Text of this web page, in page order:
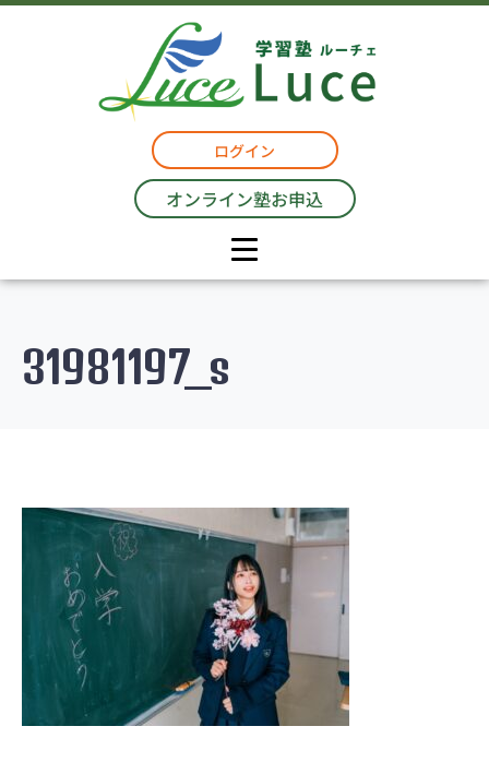
ログイン
オンライン塾お申込
31981197_s